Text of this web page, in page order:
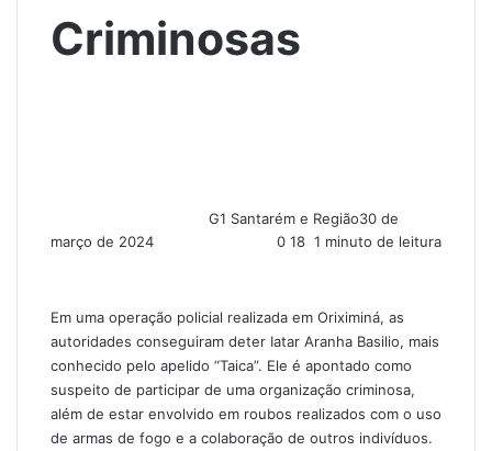
Criminosas
G1 Santarém e Região30 de
março de 2024
0 18 1 minuto de leitura
Em uma operação policial realizada em Oriximiná, as
autoridades conseguiram deter Iatar Aranha Basilio, mais
conhecido pelo apelido “Taica”. Ele é apontado como
suspeito de participar de uma organização criminosa,
além de estar envolvido em roubos realizados com o uso
de armas de fogo e a colaboração de outros indivíduos.